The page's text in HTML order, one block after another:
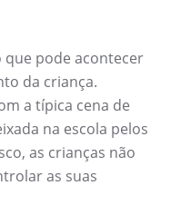
que pode acontecer
da criança.
a típica cena de
na escola pelos
as crianças não
as suas